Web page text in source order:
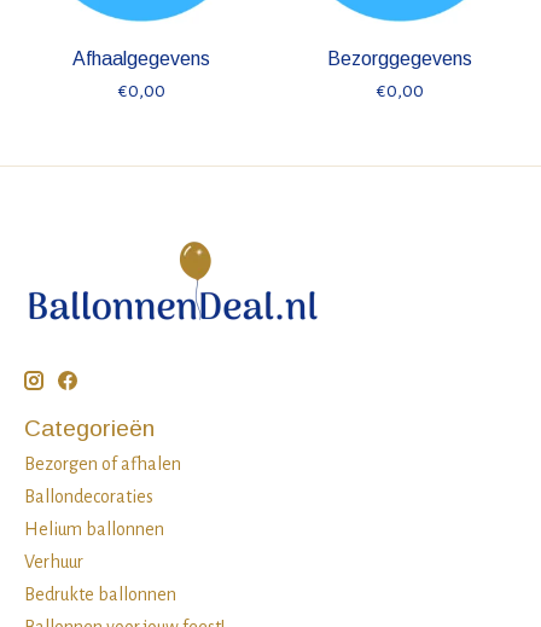
Afhaalgegevens
€0,00
Bezorggegevens
€0,00
Categorieën
Bezorgen of afhalen
Ballondecoraties
Helium ballonnen
Verhuur
Bedrukte ballonnen